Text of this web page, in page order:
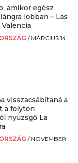
amikor egész
lobban – Las
Valencia
/ MÁRCIUS 14.
visszacsábítaná a
a folyton
nyüzsgő La
/ NOVEMBER